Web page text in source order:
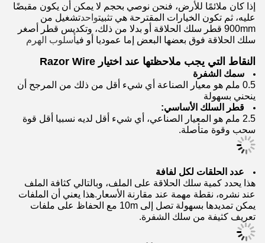
إذا كان ملائمًا للأرض، فنحن نوصي بحجم لا يمكن أن يكون مقبضًا
عليه، ثم تكون الخيارات المقترحة هي تثبيتواحدتشغيل من
900mm قطر سلك الحلاقة أو بدلا من ذلك، وتكديس قطر أصغر
سلك الحلاقة فوق بعضها البعض إما عموديا أو فيأسلوب الهرم
النقاط التي يجب ملاحظتها عند اختيار Razor Wire
سمك الشفرة
0.5 ملم هو معيار الصناعة أي شيء أقل من ذلك من المرجح أن
ينحني بسهولة
قطر السلك الأساسي:
2.5 ملم هو المعيار الصناعي، أي شيء أقل لديه نسبيا أقل قوة
سحب وقوة متأصلة.
عدد الحلقات لكل لفافة
هذا يحدد كمية سلك الحلاقة على الملف، وبالتالي كثافة الملف
عند نشره، نقطة مهمة عند مقارنة الأسعار.هذا يعني أن الملفات
يمكن تمديدها بسهولة تصل إلى 10m مع الحفاظ على ملفات
تعريف كثيفة من سلك الشفرة.